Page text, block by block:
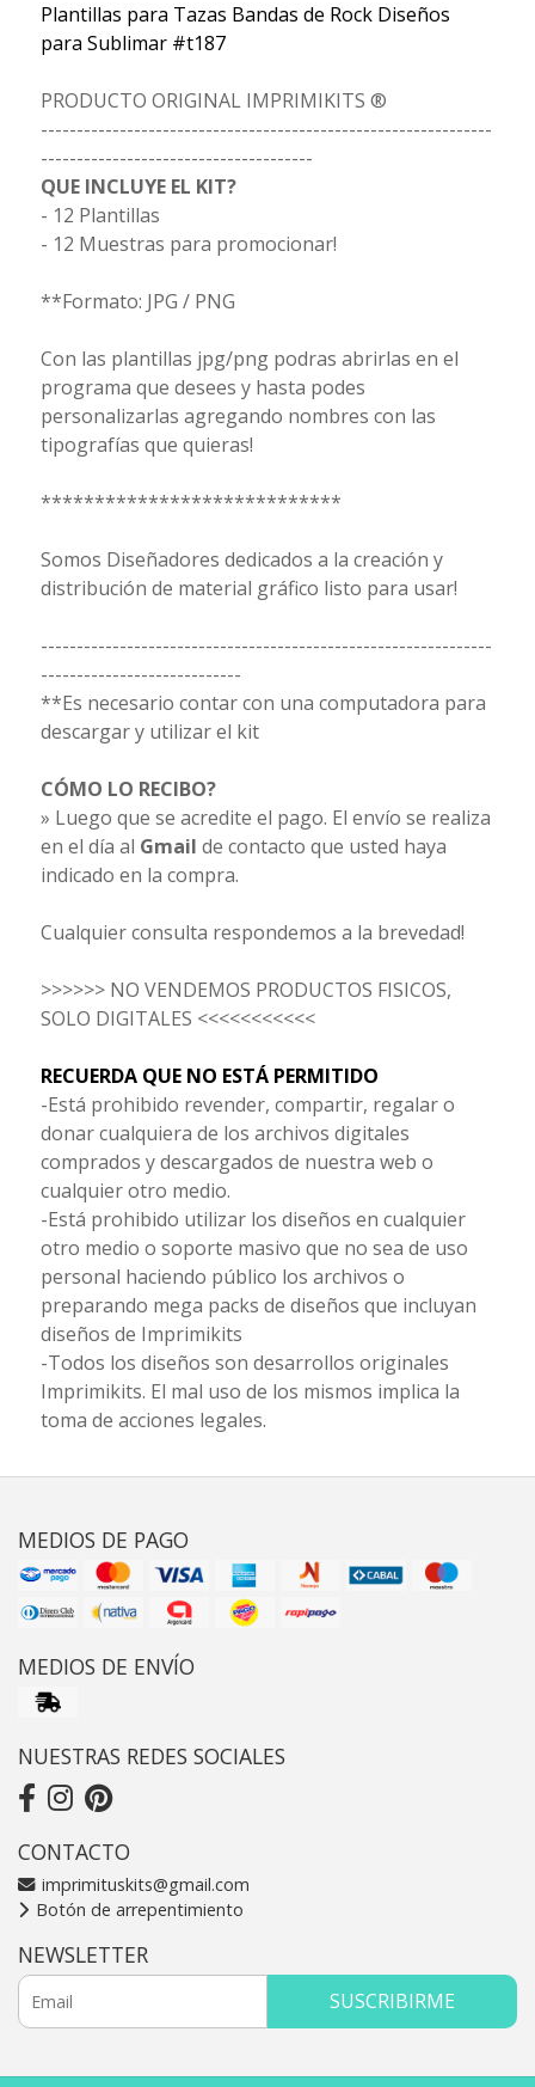
Plantillas para Tazas Bandas de Rock Diseños
para Sublimar #t187
PRODUCTO ORIGINAL IMPRIMIKITS ®
---------------------------------------------------------------
--------------------------------------
QUE INCLUYE EL KIT?
- 12 Plantillas
- 12 Muestras para promocionar!
**Formato: JPG / PNG
Con las plantillas jpg/png podras abrirlas en el
programa que desees y hasta podes
personalizarlas agregando nombres con las
tipografías que quieras!
****************************
Somos Diseñadores dedicados a la creación y
distribución de material gráfico listo para usar!
---------------------------------------------------------------
----------------------------
**Es necesario contar con una computadora para
descargar y utilizar el kit
CÓMO LO RECIBO?
» Luego que se acredite el pago. El envío se realiza
en el día al Gmail de contacto que usted haya
indicado en la compra.
Cualquier consulta respondemos a la brevedad!
>>>>>> NO VENDEMOS PRODUCTOS FISICOS,
SOLO DIGITALES <<<<<<<<<<<
RECUERDA QUE NO ESTÁ PERMITIDO
-Está prohibido revender, compartir, regalar o
donar cualquiera de los archivos digitales
comprados y descargados de nuestra web o
cualquier otro medio.
-Está prohibido utilizar los diseños en cualquier
otro medio o soporte masivo que no sea de uso
personal haciendo público los archivos o
preparando mega packs de diseños que incluyan
diseños de Imprimikits
-Todos los diseños son desarrollos originales
Imprimikits. El mal uso de los mismos implica la
toma de acciones legales.
MEDIOS DE PAGO
MEDIOS DE ENVÍO
NUESTRAS REDES SOCIALES
CONTACTO
imprimituskits@gmail.com
Botón de arrepentimiento
NEWSLETTER
SUSCRIBIRME